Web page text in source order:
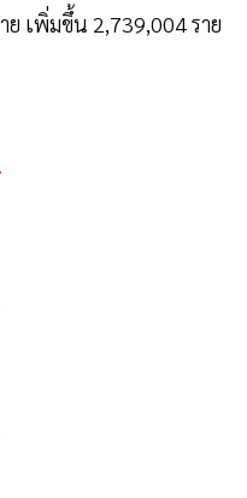
เพิ่มขึ้น 2,739,004 ราย